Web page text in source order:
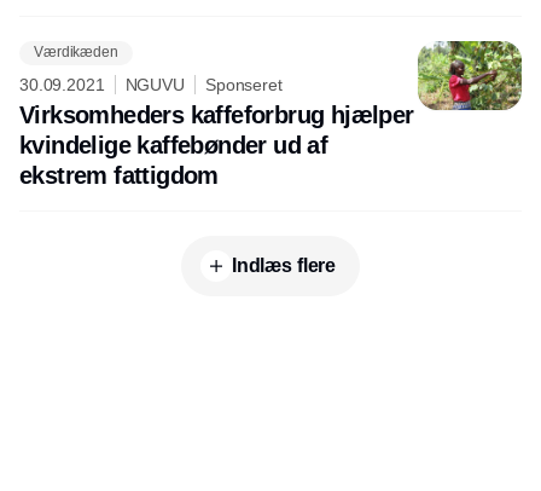
Værdikæden
30.09.2021 NGUVU Sponseret
Virksomheders kaffeforbrug hjælper
kvindelige kaffebønder ud af
ekstrem fattigdom
Indlæs flere